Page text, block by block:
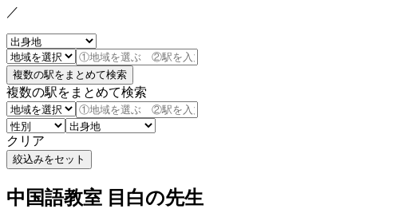
／
複数の駅をまとめて検索
クリア
中国語教室 目白の先生